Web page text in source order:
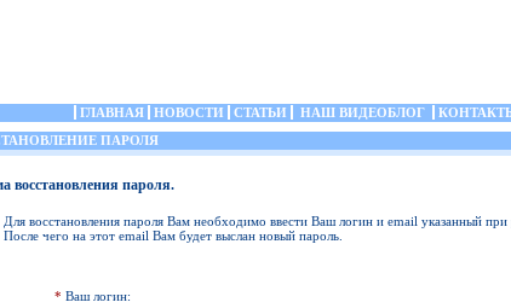
ГЛАВНАЯ НОВОСТИ СТАТЬИ НАШ ВИДЕОБЛОГ
ПАРОЛЯ
восстановления пароля.
Для восстановления пароля Вам необходимо ввести Ваш логин и email указанный при
После чего на этот email Вам будет выслан новый пароль.
* Ваш логин: